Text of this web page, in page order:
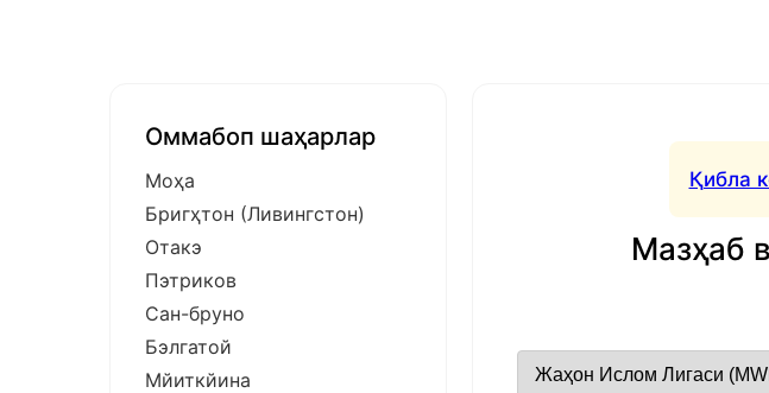
Қибла
Мазҳаб
Оммабоп шаҳарлар
Моҳа
Бригҳтон (Ливингстон)
Отакэ
Пэтриков
Сан-бруно
Бэлгатой
Мйиткйина